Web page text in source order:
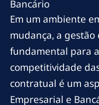
Bancário
Em um ambiente
mudança, a
fundamental para
competitividade
contratual é um
Empresarial e